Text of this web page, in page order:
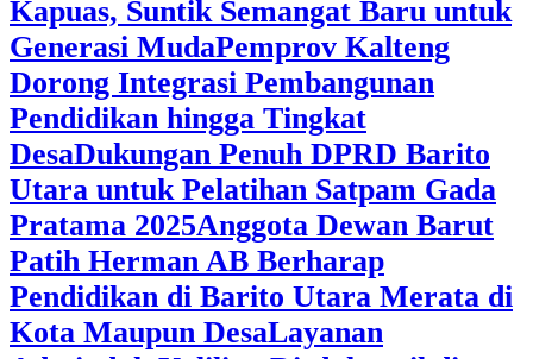
Kapuas, Suntik Semangat Baru untuk
Generasi Muda‎Pemprov Kalteng
Dorong Integrasi Pembangunan
Pendidikan hingga Tingkat
DesaDukungan Penuh DPRD Barito
Utara untuk Pelatihan Satpam Gada
Pratama 2025Anggota Dewan Barut
Patih Herman AB Berharap
Pendidikan di Barito Utara Merata di
Kota Maupun DesaLayanan